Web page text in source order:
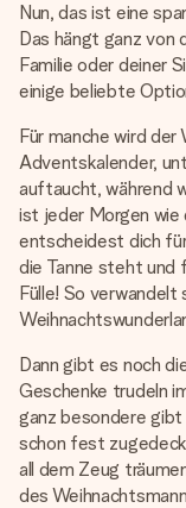
Nun, das ist eine
Das hängt ganz von
Familie oder deiner
einige beliebte
Für manche wird
Adventskalender,
auftaucht, während
ist jeder Morgen wie
entscheidest dich
die Tanne steht und
Fülle! So
Dann gibt es noch
Geschenke trudeln
ganz besondere gibt
schon fest
all dem Zeug
des